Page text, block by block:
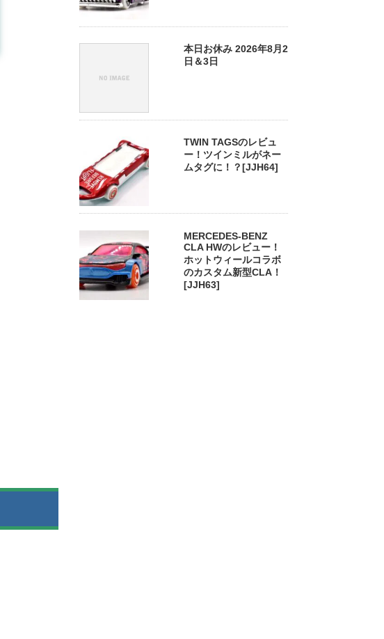
本日お休み 2026年8月2
日＆3日
TWIN TAGSのレビュ
ー！ツインミルがネー
ムタグに！？[JJH64]
MERCEDES-BENZ
CLA HWのレビュー！
ホットウィールコラボ
のカスタム新型CLA！
[JJH63]